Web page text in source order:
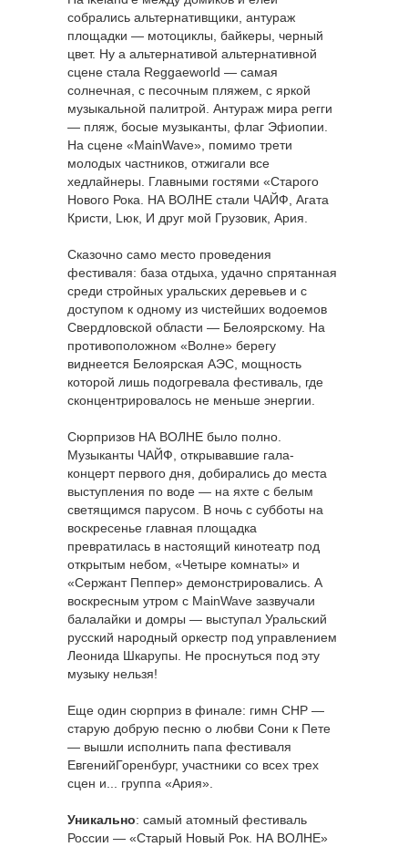
собрались альтернативщики, антураж
площадки — мотоциклы, байкеры, черный
цвет. Ну а альтернативой альтернативной
сцене стала Reggaeworld — самая
солнечная, с песочным пляжем, с яркой
музыкальной палитрой. Антураж мира регги
— пляж, босые музыканты, флаг Эфиопии.
На сцене «МainWave», помимо трети
молодых частников, отжигали все
хедлайнеры. Главными гостями «Старого
Нового Рока. НА ВОЛНЕ стали ЧАЙФ Агата
Кристи
Lюк И друг мой Грузовик Ария
Сказочно само место проведения
фестиваля: база отдыха, удачно спрятанная
среди стройных уральских деревьев и с
доступом к одному из чистейших водоемов
Свердловской области — Белоярскому. На
противоположном «Волне» берегу
виднеется Белоярская АЭС, мощность
которой лишь подогревала фестиваль, где
сконцентрировалось не меньше энергии.
Сюрпризов НА ВОЛНЕ было полно.
Музыканты ЧАЙФ, открывавшие гала-
концерт первого дня, добирались до места
выступления по воде — на яхте с белым
светящимся парусом. В ночь с субботы на
воскресенье главная площадка
превратилась в настоящий кинотеатр под
открытым небом, «Четыре комнаты» и
«Сержант Пеппер» демонстрировались. А
воскресным утром с MainWave зазвучали
балалайки и домры — выступал Уральский
русский народный оркестр под управлением
Леонида Шкарупы. Не проснуться под эту
музыку нельзя!
Еще один сюрприз в финале: гимн СНР —
старую добрую песню о любви Сони к Пете
— вышли исполнить папа фестиваля
ЕвгенийГоренбург, участники со всех трех
сцен и... группа «Ария».
Уникально: самый атомный фестиваль
России — «Старый Новый Рок. НА ВОЛНЕ»